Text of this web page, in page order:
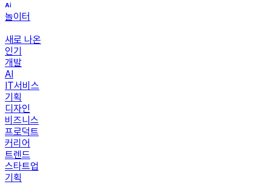
놀이터
새로 나온
인기
개발
AI
IT서비스
기획
디자인
비즈니스
프로덕트
커리어
트렌드
스타트업
기획